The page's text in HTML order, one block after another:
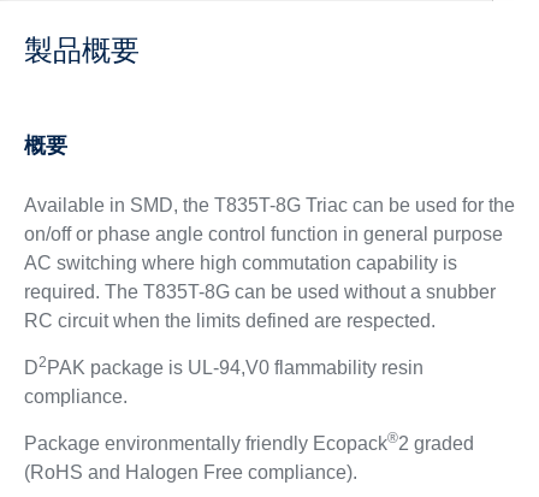
製品概要
概要
Available in SMD, the T835T-8G Triac can be used for the
on/off or phase angle control function in general purpose
AC switching where high commutation capability is
required. The T835T-8G can be used without a snubber
RC circuit when the limits defined are respected.
D2 PAK package is UL-94,V0 flammability resin
compliance.
Package environmentally friendly Ecopack®2 graded
(RoHS and Halogen Free compliance).